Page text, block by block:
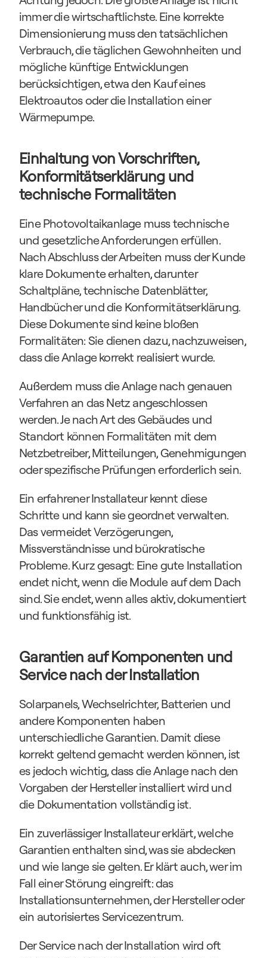
immer die wirtschaftlichste. Eine korrekte
Dimensionierung muss den tatsächlichen
Verbrauch, die täglichen Gewohnheiten und
mögliche künftige Entwicklungen
berücksichtigen, etwa den Kauf eines
Elektroautos oder die Installation einer
Wärmepumpe.
Einhaltung von Vorschriften,
Konformitätserklärung und
technische Formalitäten
Eine Photovoltaikanlage muss technische
und gesetzliche Anforderungen erfüllen.
Nach Abschluss der Arbeiten muss der Kunde
klare Dokumente erhalten, darunter
Schaltpläne, technische Datenblätter,
Handbücher und die Konformitätserklärung.
Diese Dokumente sind keine bloßen
Formalitäten: Sie dienen dazu, nachzuweisen,
dass die Anlage korrekt realisiert wurde.
Außerdem muss die Anlage nach genauen
Verfahren an das Netz angeschlossen
werden. Je nach Art des Gebäudes und
Standort können Formalitäten mit dem
Netzbetreiber, Mitteilungen, Genehmigungen
oder spezifische Prüfungen erforderlich sein.
Ein erfahrener Installateur kennt diese
Schritte und kann sie geordnet verwalten.
Das vermeidet Verzögerungen,
Missverständnisse und bürokratische
Probleme. Kurz gesagt: Eine gute Installation
endet nicht, wenn die Module auf dem Dach
sind. Sie endet, wenn alles aktiv, dokumentiert
und funktionsfähig ist.
Garantien auf Komponenten und
Service nach der Installation
Solarpanels, Wechselrichter, Batterien und
andere Komponenten haben
unterschiedliche Garantien. Damit diese
korrekt geltend gemacht werden können, ist
es jedoch wichtig, dass die Anlage nach den
Vorgaben der Hersteller installiert wird und
die Dokumentation vollständig ist.
Ein zuverlässiger Installateur erklärt, welche
Garantien enthalten sind, was sie abdecken
und wie lange sie gelten. Er klärt auch, wer im
Fall einer Störung eingreift: das
Installationsunternehmen, der Hersteller oder
ein autorisiertes Servicezentrum.
Der Service nach der Installation wird oft